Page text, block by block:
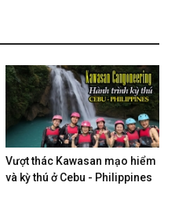
Vượt thác Kawasan mạo hiểm
và kỳ thú ở Cebu - Philippines